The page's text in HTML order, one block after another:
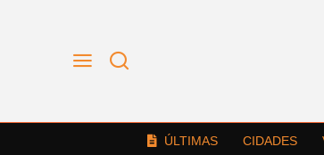
ÚLTIMAS CIDADES